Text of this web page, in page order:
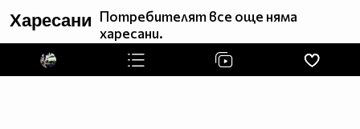
Харесани Потребителят все още няма
харесани.